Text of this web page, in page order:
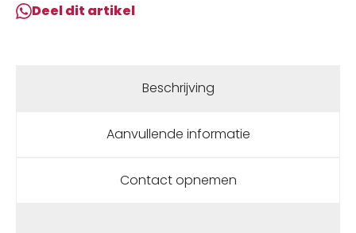
Deel dit artikel
Beschrijving
Aanvullende informatie
Contact opnemen